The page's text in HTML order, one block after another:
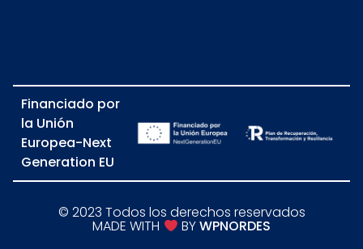
Financiado por
la Unión
Europea-Next
Generation EU​​
© 2023 Todos los derechos reservados
MADE WITH BYWPNORDES